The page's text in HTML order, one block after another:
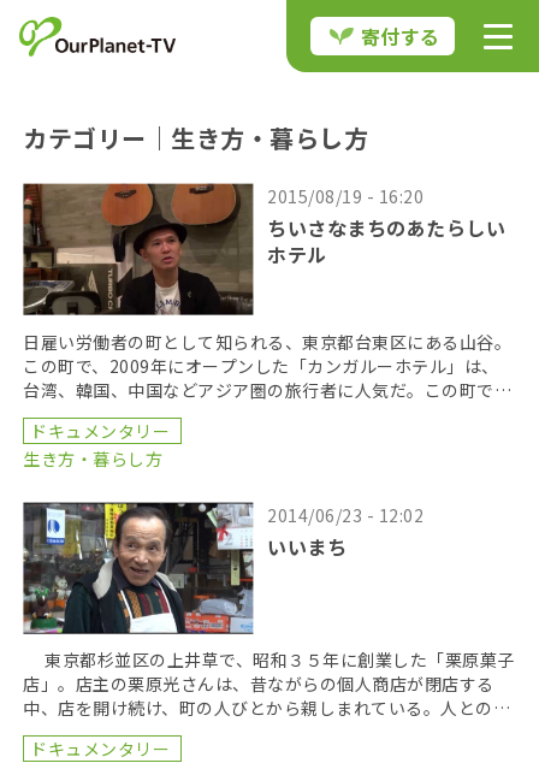
寄付する
カテゴリー｜生き方・暮らし方
2015/08/19 - 16:20
ちいさなまちのあたらしい
ホテル
日雇い労働者の町として知られる、東京都台東区にある山谷。
この町で、2009年にオープンした「カンガルーホテル」は、
台湾、韓国、中国などアジア圏の旅行者に人気だ。この町で生
まれ育ち、簡易宿泊旅館の三代目であるオーナーの小菅 […]
ドキュメンタリー
生き方・暮らし方
2014/06/23 - 12:02
いいまち
東京都杉並区の上井草で、昭和３５年に創業した「栗原菓子
店」。店主の栗原光さんは、昔ながらの個人商店が閉店する
中、店を開け続け、町の人びとから親しまれている。人との繋
がりを大切にし「いいまちだよ」と話す栗原さんの仕事や […]
ドキュメンタリー